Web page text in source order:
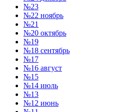
№23
№22 ноябрь
№21
№20 октябрь
№19
№18 сентябрь
№17
№16 август
№15
№14 июль
№13
№12 июнь